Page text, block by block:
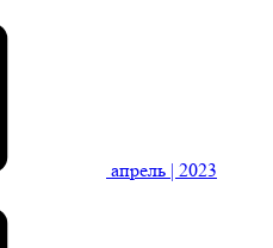
апрель | 2023